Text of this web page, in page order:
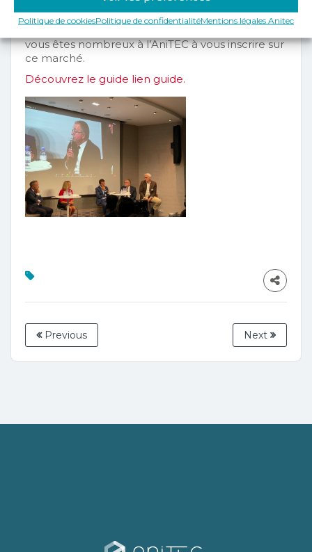
Politique de cookiesPolitique de confidentialitéMentions légales Anitec
améliorer le quotidien des personnes âgées.
vous êtes nombreux à l’AniTEC à vous inscrire sur
ce marché.
Découvrez le guide lien guide.
Previous Next